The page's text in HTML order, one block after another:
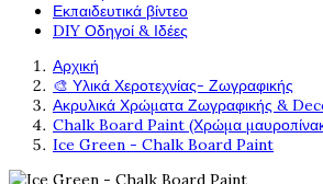
Εκπαιδευτικά βίντεο
DIY Οδηγοί & Ιδέες
Αρχική
🎨 Υλικά Χεροτεχνίας- Ζωγραφικής
Ακρυλικά Χρώματα Ζωγραφικής &
Chalk Board Paint (Χρώμα
Ice Green - Chalk Board Paint